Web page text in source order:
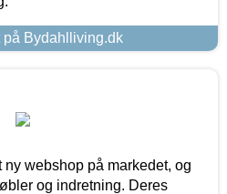
på Bydahlliving.dk
webshop på markedet, og
og indretning. Deres